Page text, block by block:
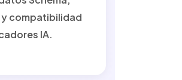
y compatibilidad
IA.